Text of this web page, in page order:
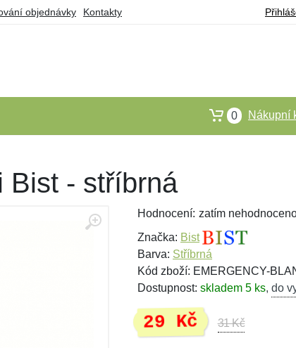
objednávky Kontakty
0 Nákupní
Bist - stříbrná
Hodnocení: zatím
Značka: Bist
Barva: Stříbrná
Kód zboží: EMERGENCY-
Dostupnost: skladem 5 ks, do
29 Kč 31 Kč